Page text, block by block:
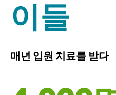
이들
매년 입원 치료를 받다